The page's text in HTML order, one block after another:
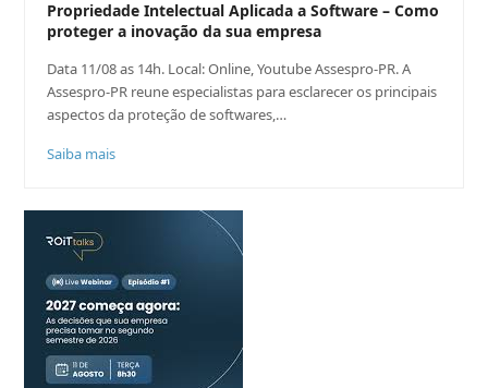
Propriedade Intelectual Aplicada a Software – Como
proteger a inovação da sua empresa
Data 11/08 as 14h. Local: Online, Youtube Assespro-PR. A
Assespro-PR reune especialistas para esclarecer os principais
aspectos da proteção de softwares,…
Saiba mais